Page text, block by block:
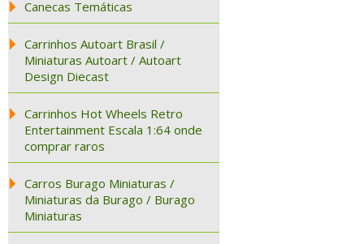
Canecas Temáticas
Carrinhos Autoart Brasil /
Miniaturas Autoart / Autoart
Design Diecast
Carrinhos Hot Wheels Retro
Entertainment Escala 1:64 onde
comprar raros
Carros Burago Miniaturas /
Miniaturas da Burago / Burago
Miniaturas